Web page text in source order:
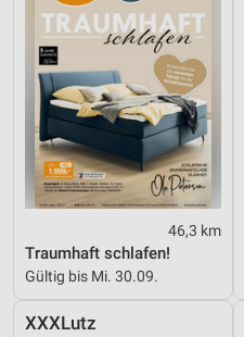
46,3 km
Traumhaft schlafen!
Gültig bis Mi. 30.09.
XXXLutz